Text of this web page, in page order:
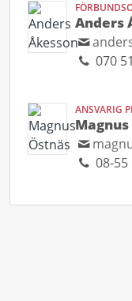
Anders
070
ANSVARIG
08-55